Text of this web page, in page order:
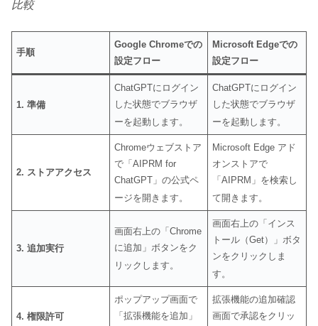
比較
手順
Google Chromeでの
設定フロー
Microsoft Edgeでの
設定フロー
1. 準備
ChatGPTにログイン
した状態でブラウザ
ーを起動します 。
ChatGPTにログイン
した状態でブラウザ
ーを起動します 。
2. ストアアクセス
Chromeウェブストア
で「AIPRM for
ChatGPT」の公式ペ
ージを開きます 。
Microsoft Edge アド
オンストアで
「AIPRM」を検索し
て開きます 。
3. 追加実行
画面右上の「Chrome
に追加」ボタンをク
リックします 。
画面右上の「インス
トール（Get）」ボタ
ンをクリックしま
す 。
4. 権限許可
ポップアップ画面で
「拡張機能を追加」
拡張機能の追加確認
画面で承認をクリッ